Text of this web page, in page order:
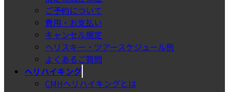
ご予約について
費用・お支払い
キャンセル規定
ヘリスキー・ツアースケジュール例
よくあるご質問
ヘリハイキング
CMHヘリハイキングとは